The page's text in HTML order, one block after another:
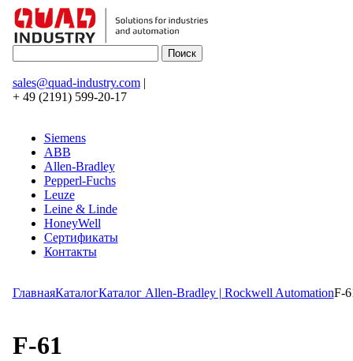
sales@quad-industry.com|
+ 49 (2191) 599-20-17
Siemens
ABB
Allen-Bradley
Pepperl-Fuchs
Leuze
Leine & Linde
HoneyWell
Сертификаты
Контакты
ГлавнаяКаталогКаталог Allen-Bradley | Rockwell AutomationF-
F-61